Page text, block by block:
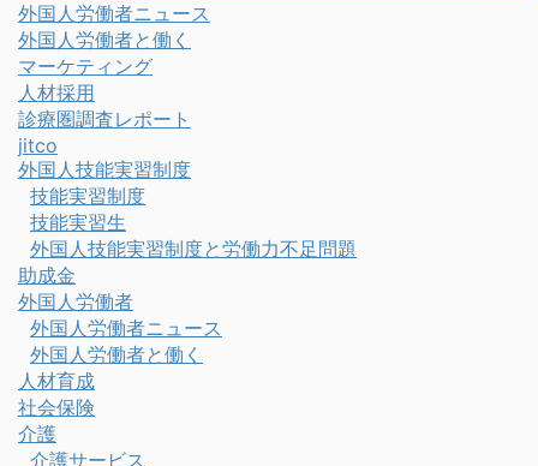
外国人労働者ニュース
外国人労働者と働く
マーケティング
人材採用
診療圏調査レポート
jitco
外国人技能実習制度
技能実習制度
技能実習生
外国人技能実習制度と労働力不足問題
助成金
外国人労働者
外国人労働者ニュース
外国人労働者と働く
人材育成
社会保険
介護
介護サービス